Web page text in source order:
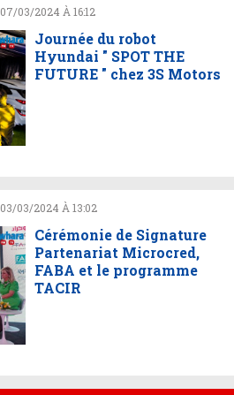
07/03/2024 À 16:12
Journée du robot
Hyundai " SPOT THE
FUTURE " chez 3S Motors
03/03/2024 À 13:02
Cérémonie de Signature
Partenariat Microcred,
FABA et le programme
TACIR